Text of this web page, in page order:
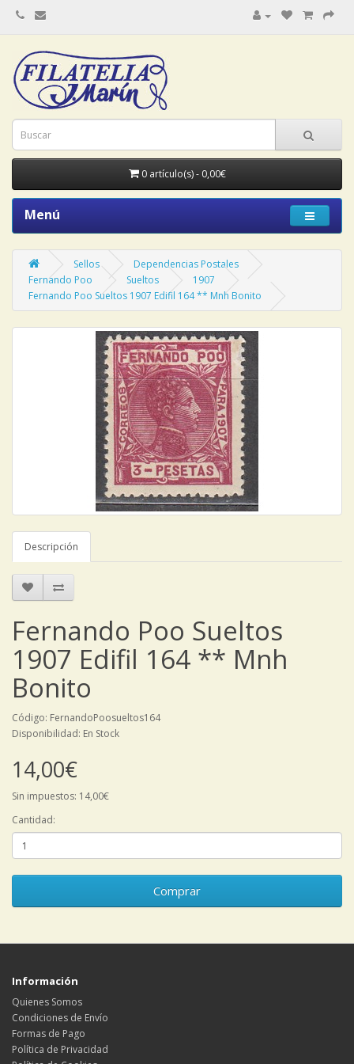
0 artículo(s) - 0,00€
Menú
Sellos
Dependencias Postales
Fernando Poo
Sueltos
1907
Fernando Poo Sueltos 1907 Edifil 164 ** Mnh Bonito
Descripción
Fernando Poo Sueltos
1907 Edifil 164 ** Mnh
Bonito
Código: FernandoPoosueltos164
Disponibilidad: En Stock
14,00€
Sin impuestos: 14,00€
Cantidad:
Comprar
Información
Quienes Somos
Condiciones de Envío
Formas de Pago
Política de Privacidad